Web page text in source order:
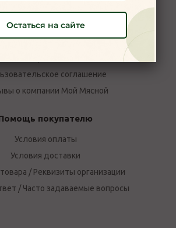
Вакансии
магазины в Ярославле
соглашение
о компании Мой Мясной
покупателю
Условия оплаты
Условия доставки
/ Реквизиты организации
/ Часто задаваемые вопросы
Остаться на сайте